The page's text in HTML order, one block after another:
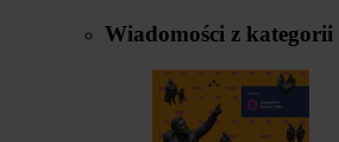
Wiadomości z kategorii